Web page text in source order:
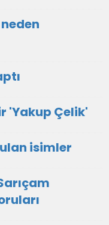
'Yakup Çelik'
isimler